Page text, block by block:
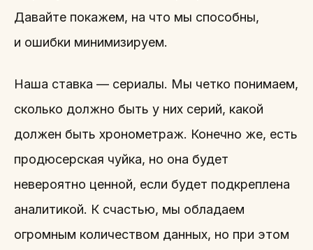
Давайте покажем, на что мы способны,
и ошибки минимизируем.
Наша ставка — сериалы. Мы четко понимаем,
сколько должно быть у них серий, какой
должен быть хронометраж. Конечно же, есть
продюсерская чуйка, но она будет
невероятно ценной, если будет подкреплена
аналитикой. К счастью, мы обладаем
огромным количеством данных, но при этом